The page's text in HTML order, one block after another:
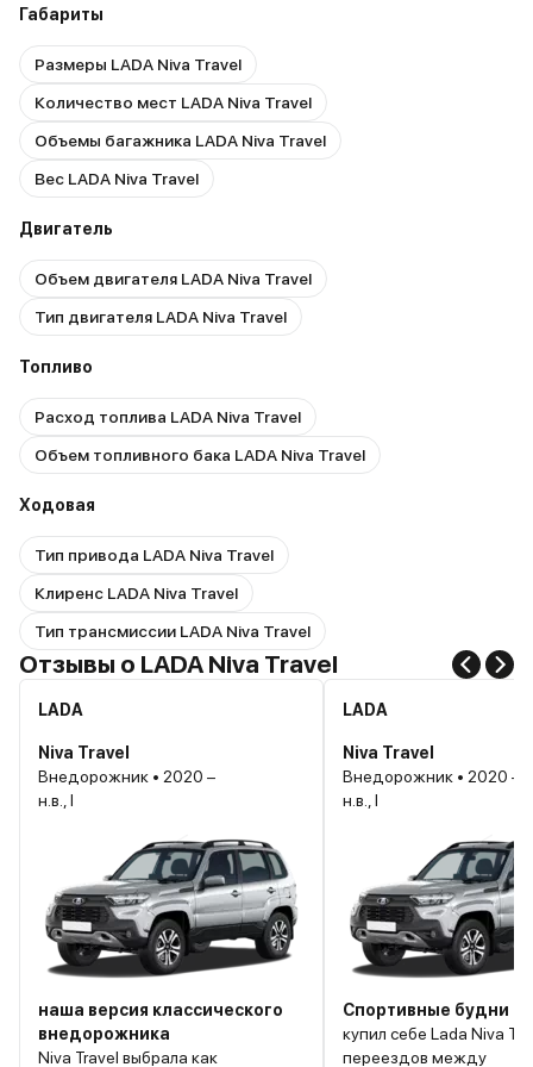
Габариты
Размеры LADA Niva Travel
Количество мест LADA Niva Travel
Объемы багажника LADA Niva Travel
Вес LADA Niva Travel
Двигатель
Объем двигателя LADA Niva Travel
Тип двигателя LADA Niva Travel
Топливо
Расход топлива LADA Niva Travel
Объем топливного бака LADA Niva Travel
Ходовая
Тип привода LADA Niva Travel
Клиренс LADA Niva Travel
Тип трансмиссии LADA Niva Travel
Отзывы о LADA Niva Travel
LADA
Niva Travel
Внедорожник • 2020 –
н.в., I
наша версия классического
внедорожника
Niva Travel выбрала как
LADA
Niva Travel
Внедорожник • 2020 –
н.в., I
Спортивные будни
купил себе Lada Niva
переездов между